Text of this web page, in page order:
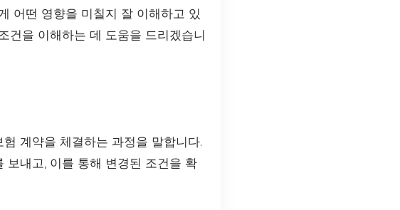
어떤 영향을 미칠지 잘 이해하고 있
건을 이해하는 데 도움을 드리겠습니
계약을 체결하는 과정을 말합니다.
보내고, 이를 통해 변경된 조건을 확